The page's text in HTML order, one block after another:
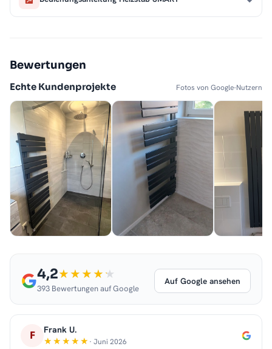
Bewertungen
Echte Kundenprojekte Fotos von Google-Nutzern
4,2
393 Bewertungen auf Google
Auf Google ansehen
F Frank U.
· Juni 2026